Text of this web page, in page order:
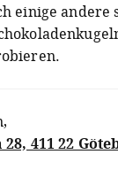
einige andere
,
411 22